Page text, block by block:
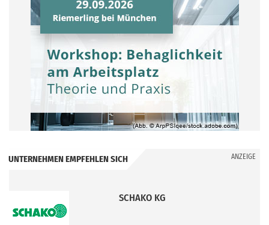
UNTERNEHMEN EMPFEHLEN SICH ANZEIGE
SCHAKO KG